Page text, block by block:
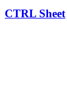
CTRL Sheet